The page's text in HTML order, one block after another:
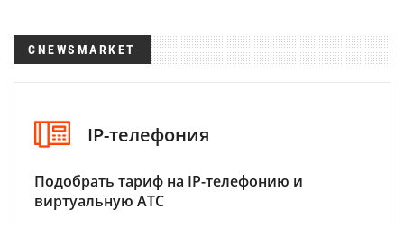
CNEWSMARKET
IP-телефония
Подобрать тариф на IP-телефонию и
виртуальную АТС